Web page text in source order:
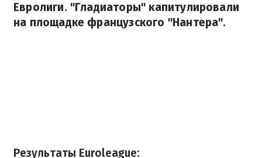
Евролиги. "Гладиаторы" капитулировали
на площадке французского "​​Нантера".
Результаты Euroleague: